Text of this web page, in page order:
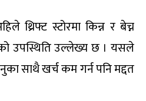
थ्रिफ्ट स्टोरमा किन्न र बेच्न
उपस्थिति उल्लेख्य छ । यसले
साथै खर्च कम गर्न पनि मद्दत